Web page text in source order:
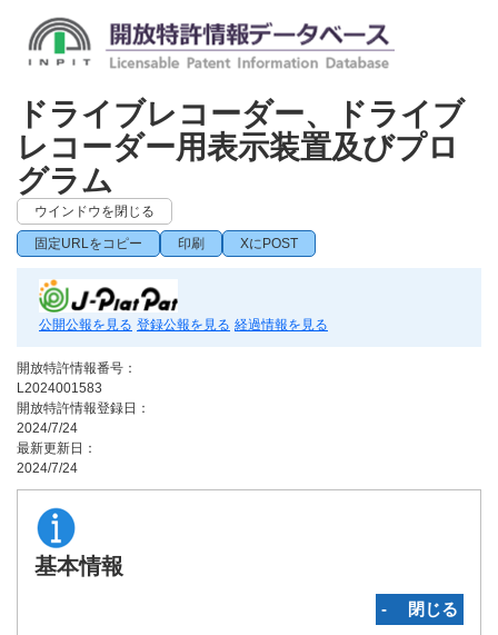
ドライブレコーダー、ドライブ
レコーダー用表示装置及びプロ
グラム
ウインドウを閉じる
固定URLをコピー 印刷 XにPOST
公開公報を見る 登録公報を見る 経過情報を見る
開放特許情報番号：
L2024001583
開放特許情報登録日：
2024/7/24
最新更新日：
2024/7/24
基本情報
‐ 閉じる